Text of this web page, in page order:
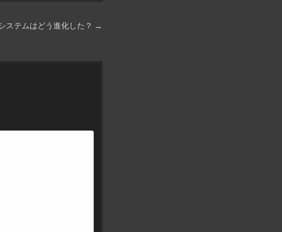
ステムはどう進化した？ →